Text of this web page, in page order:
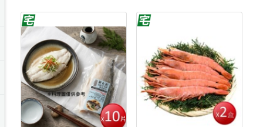
點心罐
機能飲料
箱購飲料
▶保健品牌推薦
黑糖桂圓/蜂蜜醋
開架/身體保養 修繕/五金/祭祀
成人/嬰兒紙尿褲